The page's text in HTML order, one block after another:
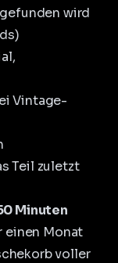
wird
Vintage-
Teil zuletzt
Minuten
einen Monat
voller